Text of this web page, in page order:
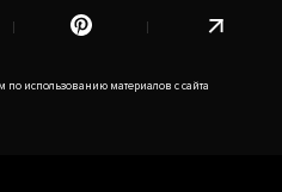
использованию материалов с сайта